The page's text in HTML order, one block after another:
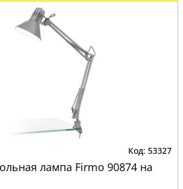
53327
лампа Firmo 90874 на